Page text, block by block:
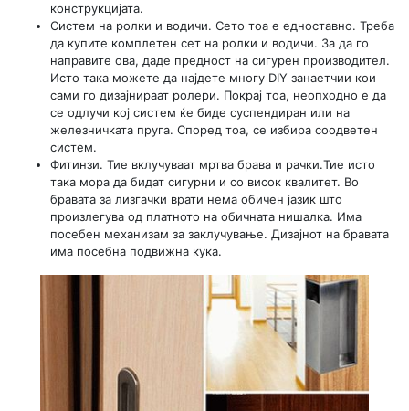
конструкцијата.
Систем на ролки и водичи. Сето тоа е едноставно. Треба
да купите комплетен сет на ролки и водичи. За да го
направите ова, даде предност на сигурен производител.
Исто така можете да најдете многу DIY занаетчии кои
сами го дизајнираат ролери. Покрај тоа, неопходно е да
се одлучи кој систем ќе биде суспендиран или на
железничката пруга. Според тоа, се избира соодветен
систем.
Фитинзи. Тие вклучуваат мртва брава и рачки.Тие исто
така мора да бидат сигурни и со висок квалитет. Во
бравата за лизгачки врати нема обичен јазик што
произлегува од платното на обичната нишалка. Има
посебен механизам за заклучување. Дизајнот на бравата
има посебна подвижна кука.